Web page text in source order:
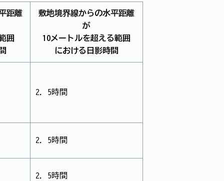
距離
囲
敷地境界線からの水平距離
が
10メートルを超える範囲
における日影時間
2．5時間
2．5時間
2．5時間